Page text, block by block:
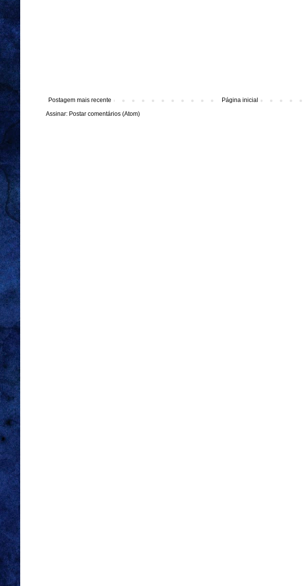
Postagem mais recente
Página inicial
Assinar: Postar comentários (Atom)